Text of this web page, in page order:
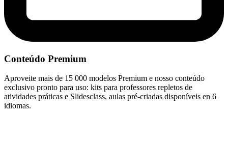
Conteúdo Premium
Aproveite mais de 15 000 modelos Premium e nosso conteúdo
exclusivo pronto para uso: kits para professores repletos de
atividades práticas e Slidesclass, aulas pré-criadas disponíveis en 6
idiomas.